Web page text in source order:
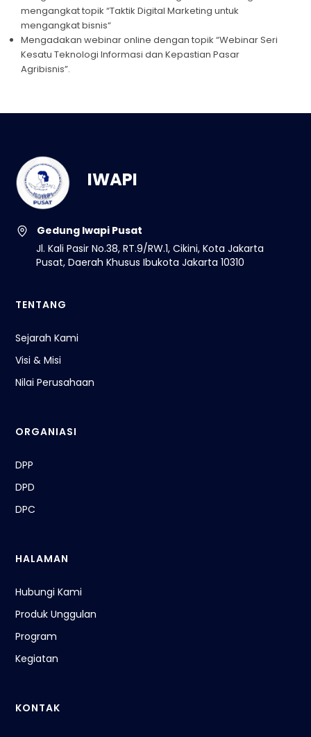
mengangkat topik “Taktik Digital Marketing untuk
mengangkat bisnis“
Mengadakan webinar online dengan topik “Webinar Seri
Kesatu Teknologi Informasi dan Kepastian Pasar
Agribisnis”.
IWAPI
Gedung Iwapi Pusat
Jl. Kali Pasir No.38, RT.9/RW.1, Cikini, Kota Jakarta
Pusat, Daerah Khusus Ibukota Jakarta 10310
TENTANG
Sejarah Kami
Visi & Misi
Nilai Perusahaan
ORGANIASI
DPP
DPD
DPC
HALAMAN
Hubungi Kami
Produk Unggulan
Program
Kegiatan
KONTAK